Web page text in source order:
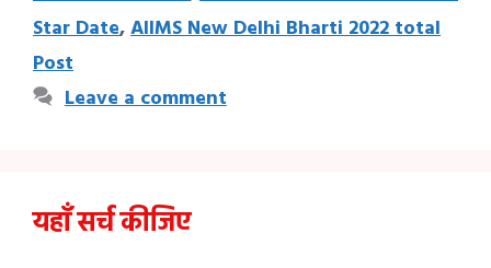
Star Date,AIIMS New Delhi Bharti 2022 total
Post
Leave a comment
यहाँ सर्च कीजिए